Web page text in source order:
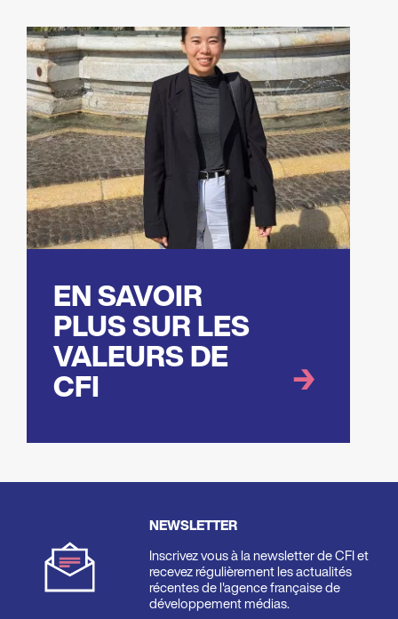
EN SAVOIR
PLUS SUR LES
VALEURS DE
CFI
NEWSLETTER
Inscrivez vous à la newsletter de CFI et
recevez régulièrement les actualités
récentes de l'agence française de
développement médias.